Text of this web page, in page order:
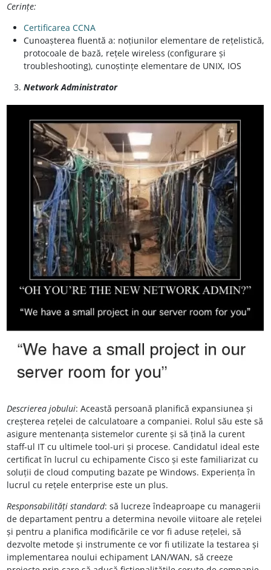
Cerințe:
Certificarea CCNA
Cunoașterea fluentă a: noțiunilor elementare de rețelistică,
protocoale de bază, rețele wireless (configurare și
troubleshooting), cunoștințe elementare de UNIX, IOS
Network Administrator
Descrierea jobului: Această persoană planifică expansiunea și
creșterea rețelei de calculatoare a companiei. Rolul său este să
asigure mentenanța sistemelor curente și să țină la curent
staff-ul IT cu ultimele tool-uri și procese. Candidatul ideal este
certificat în lucrul cu echipamente Cisco și este familiarizat cu
soluții de cloud computing bazate pe Windows. Experiența în
lucrul cu rețele enterprise este un plus.
Responsabilități standard: să lucreze îndeaproape cu managerii
de departament pentru a determina nevoile viitoare ale rețelei
și pentru a planifica modificările ce vor fi aduse rețelei, să
dezvolte metode și instrumente ce vor fi utilizate la testarea și
implementarea noului echipament LAN/WAN, să creeze